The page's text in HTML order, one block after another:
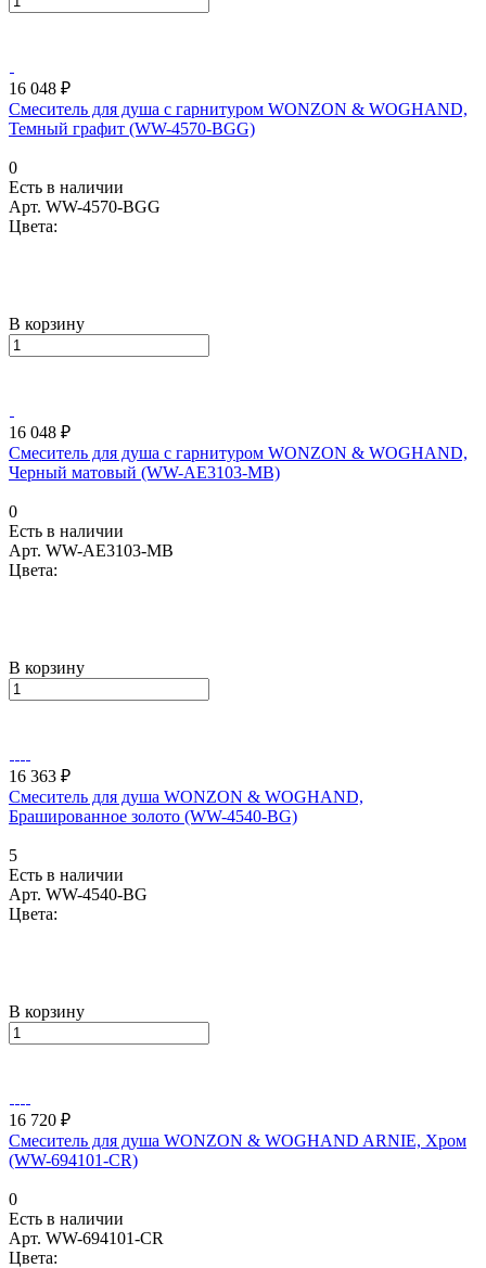
16 048 ₽
Смеситель для душа с гарнитуром WONZON & WOGHAND,
Темный графит (WW-4570-BGG)
0
Есть в наличии
Арт. WW-4570-BGG
Цвета:
В корзину
16 048 ₽
Смеситель для душа с гарнитуром WONZON & WOGHAND,
Черный матовый (WW-AE3103-MB)
0
Есть в наличии
Арт. WW-AE3103-MB
Цвета:
В корзину
16 363 ₽
Смеситель для душа WONZON & WOGHAND,
Брашированное золото (WW-4540-BG)
5
Есть в наличии
Арт. WW-4540-BG
Цвета:
В корзину
16 720 ₽
Смеситель для душа WONZON & WOGHAND ARNIE, Хром
(WW-694101-CR)
0
Есть в наличии
Арт. WW-694101-CR
Цвета: